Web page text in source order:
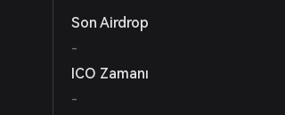
Son Airdrop
-
ICO Zamanı
-